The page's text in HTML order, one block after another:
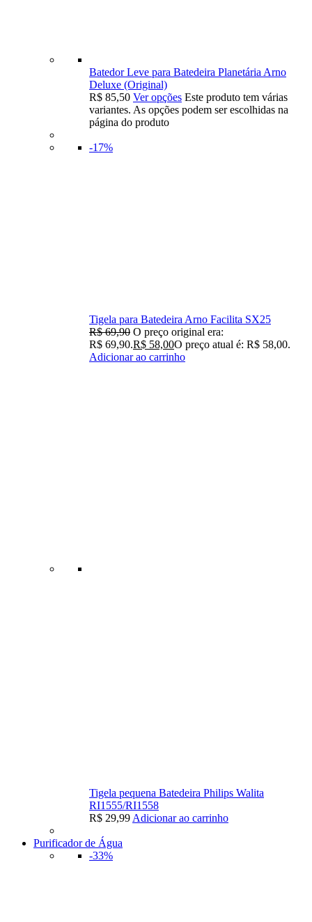
Batedor Leve para Batedeira Planetária Arno
Deluxe (Original)
R$ 85,50 Ver opções Este produto tem várias
variantes. As opções podem ser escolhidas na
página do produto
-17%
Tigela para Batedeira Arno Facilita SX25
R$69,90 O preço original era:
R$ 69,90.R$ 58,00O preço atual é: R$ 58,00.
Adicionar ao carrinho
Tigela pequena Batedeira Philips Walita
RI1555/RI1558
R$ 29,99 Adicionar ao carrinho
Purificador de Água
-33%